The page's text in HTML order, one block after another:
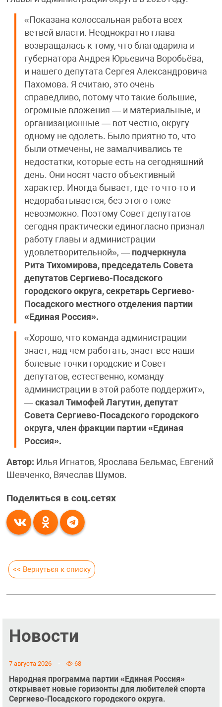
«Показана колоссальная работа всех
ветвей власти. Неоднократно глава
возвращалась к тому, что благодарила и
губернатора Андрея Юрьевича Воробьёва,
и нашего депутата Сергея Александровича
Пахомова. Я считаю, это очень
справедливо, потому что такие большие,
огромные вложения — и материальные, и
организационные — вот честно, округу
одному не одолеть. Было приятно то, что
были отмечены, не замалчивались те
недостатки, которые есть на сегодняшний
день. Они носят часто объективный
характер. Иногда бывает, где-то что-то и
недорабатывается, без этого тоже
невозможно. Поэтому Совет депутатов
сегодня практически единогласно признал
работу главы и администрации
удовлетворительной», — подчеркнула
Рита Тихомирова, председатель Совета
депутатов Сергиево-Посадского
городского округа, секретарь Сергиево-
Посадского местного отделения партии
«Единая Россия».
«Хорошо, что команда администрации
знает, над чем работать, знает все наши
болевые точки городские и Совет
депутатов, естественно, команду
администрации в этой работе поддержит»,
— сказал Тимофей Лагутин, депутат
Совета Сергиево-Посадского городского
округа, член фракции партии «Единая
Россия».
Автор: Илья Игнатов, Ярослава Бельмас, Евгений
Шевченко, Вячеслав Шумов.
Поделиться в соц.сетях
<< Вернуться к списку
Новости
7 августа 2026 68
Народная программа партии «Единая Россия»
открывает новые горизонты для любителей спорта
Сергиево-Посадского городского округа.